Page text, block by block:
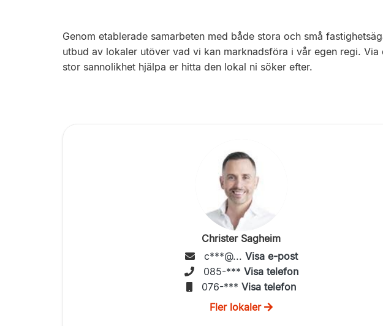
Genom etablerade samarbeten med både stora och små
utbud av lokaler utöver vad vi kan marknadsföra i vår egen regi. Via
stor sannolikhet hjälpa er hitta den lokal ni söker efter.
Christer Sagheim
c***@... Visa e-post
085-*** Visa telefon
076-*** Visa telefon
Fler lokaler